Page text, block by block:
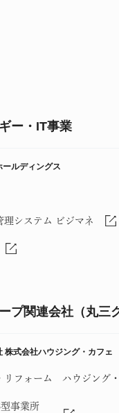
ー・IT事業
ルディングス
理システム ビジマネ
プ関連会社（丸三
株式会社ハウジング・カフェ
リフォーム ハウジング
型事業所